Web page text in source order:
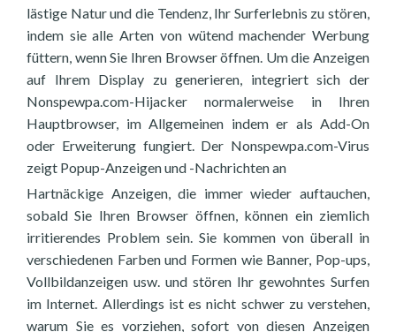
lästige Natur und die Tendenz, Ihr Surferlebnis zu stören,
indem sie alle Arten von wütend machender Werbung
füttern, wenn Sie Ihren Browser öffnen. Um die Anzeigen
auf Ihrem Display zu generieren, integriert sich der
Nonspewpa.com-Hijacker normalerweise in Ihren
Hauptbrowser, im Allgemeinen indem er als Add-On
oder Erweiterung fungiert. Der Nonspewpa.com-Virus
zeigt Popup-Anzeigen und -Nachrichten an
Hartnäckige Anzeigen, die immer wieder auftauchen,
sobald Sie Ihren Browser öffnen, können ein ziemlich
irritierendes Problem sein. Sie kommen von überall in
verschiedenen Farben und Formen wie Banner, Pop-ups,
Vollbildanzeigen usw. und stören Ihr gewohntes Surfen
im Internet. Allerdings ist es nicht schwer zu verstehen,
warum Sie es vorziehen, sofort von diesen Anzeigen